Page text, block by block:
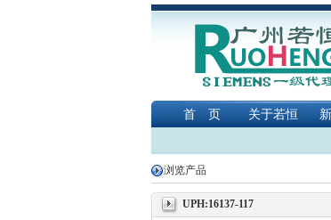
首 页 关于若恒
浏览产品
UPH:16137-117